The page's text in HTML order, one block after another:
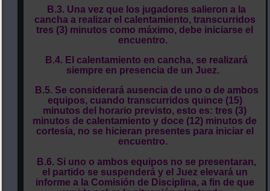
B.3. Una vez que los jugadores salieron a la
cancha a realizar el calentamiento, transcurridos
tres (3) minutos como máximo, debe iniciarse el
encuentro.
B.4. El calentamiento en cancha, se realizará
siempre en presencia de un Juez.
B.5. Se considerará ausencia de uno o de ambos
equipos, cuando transcurridos quince (15)
minutos del horario previsto, esto es: tres (3)
minutos de calentamiento y doce (12) minutos de
cortesía, no se hicieran presentes para iniciar el
encuentro.
B.6. Si uno o ambos equipos no se presentaran,
el partido se suspenderá y el Juez elevará un
informe a la Comisión de Disciplina, a fin de que